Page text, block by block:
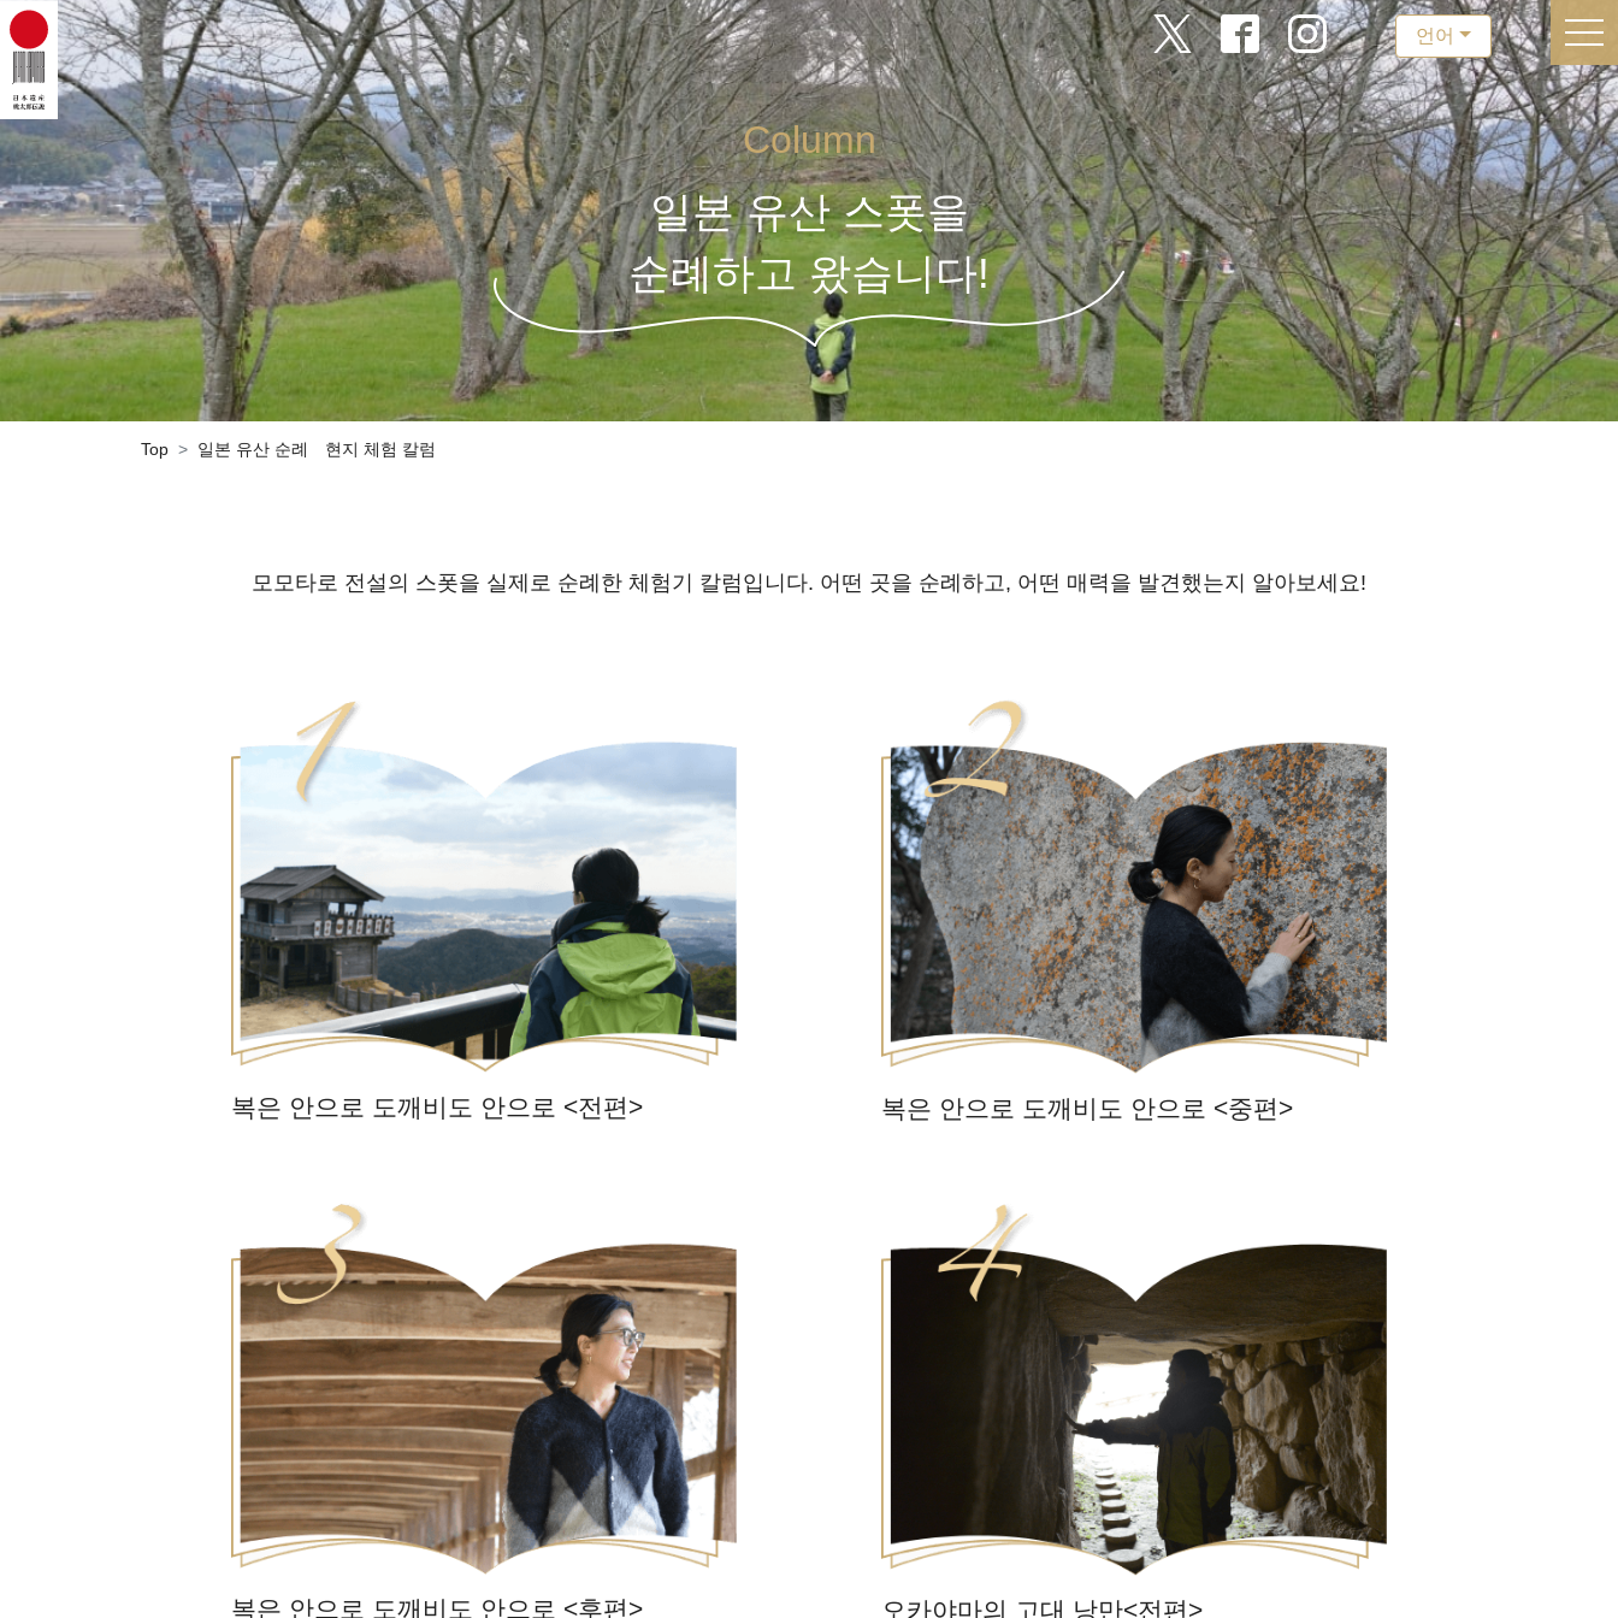
언어
Column
일본 유산 스폿을
순례하고 왔습니다!
Top 일본 유산 순례 현지 체험 칼럼
모모타로 전설의 스폿을 실제로 순례한 체험기 칼럼입니다. 어떤 곳을 순례하고, 어떤 매력을 발견했는지 알아보세요!
복은 안으로 도깨비도 안으로 <전편> 복은 안으로 도깨비도 안으로 <중편>
복은 안으로 도깨비도 안으로 <후편> 오카야마의 고대 낭만<전편>